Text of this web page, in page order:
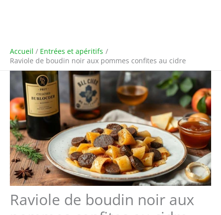
Accueil
Entrées et apéritifs
Raviole de boudin noir aux pommes confites au cidre
Raviole de boudin noir aux